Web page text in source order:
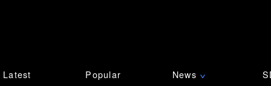
Latest Popular News ∨